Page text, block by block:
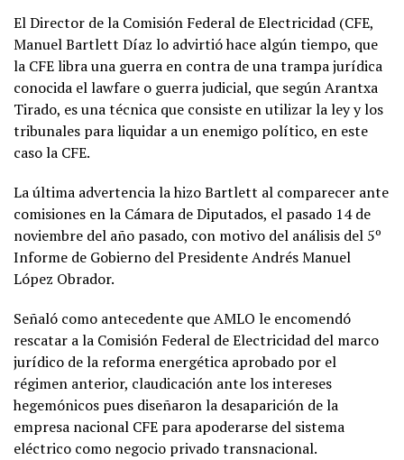
El Director de la Comisión Federal de Electricidad (CFE,
Manuel Bartlett Díaz lo advirtió hace algún tiempo, que
la CFE libra una guerra en contra de una trampa jurídica
conocida el lawfare o guerra judicial, que según Arantxa
Tirado, es una técnica que consiste en utilizar la ley y los
tribunales para liquidar a un enemigo político, en este
caso la CFE.
La última advertencia la hizo Bartlett al comparecer ante
comisiones en la Cámara de Diputados, el pasado 14 de
noviembre del año pasado, con motivo del análisis del 5º
Informe de Gobierno del Presidente Andrés Manuel
López Obrador.
Señaló como antecedente que AMLO le encomendó
rescatar a la Comisión Federal de Electricidad del marco
jurídico de la reforma energética aprobado por el
régimen anterior, claudicación ante los intereses
hegemónicos pues diseñaron la desaparición de la
empresa nacional CFE para apoderarse del sistema
eléctrico como negocio privado transnacional.